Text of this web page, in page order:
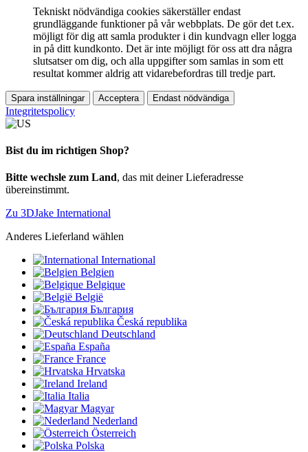
Tekniskt nödvändiga cookies säkerställer endast
grundläggande funktioner på vår webbplats. De gör det t.ex.
möjligt för dig att samla produkter i din kundvagn eller logga
in på ditt kundkonto. Det är inte möjligt för oss att dra några
slutsatser om dig, och alla uppgifter som samlas in som ett
resultat kommer aldrig att vidarebefordras till tredje part.
Spara inställningar Acceptera Endast nödvändiga
Integritetspolicy
Bist du im richtigen Shop?
Bitte wechsle zum Land, das mit deiner Lieferadresse
übereinstimmt.
Zu 3DJake International
Anderes Lieferland wählen
International
Belgien
Belgique
België
България
Česká republika
Deutschland
España
France
Hrvatska
Ireland
Italia
Magyar
Nederland
Österreich
Polska